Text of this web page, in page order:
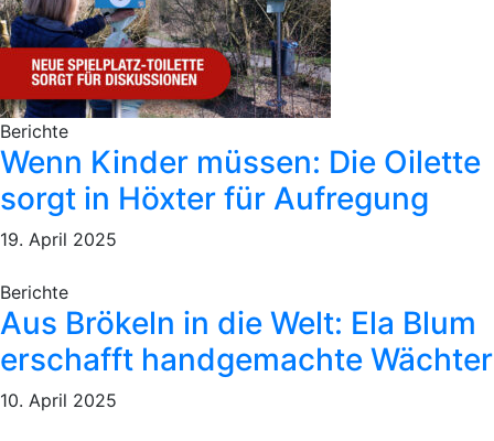
Berichte
Wenn Kinder müssen: Die Oilette
sorgt in Höxter für Aufregung
19. April 2025
Berichte
Aus Brökeln in die Welt: Ela Blum
erschafft handgemachte Wächter
10. April 2025